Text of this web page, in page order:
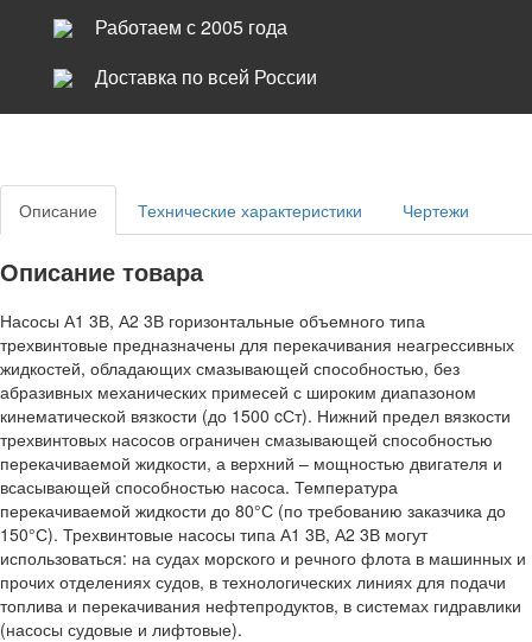
Работаем с 2005 года
Доставка по всей России
Описание Технические характеристики Чертежи
Описание товара
Насосы А1 3В, А2 3В горизонтальные объемного типа
трехвинтовые предназначены для перекачивания неагрессивных
жидкостей, обладающих смазывающей способностью, без
абразивных механических примесей с широким диапазоном
кинематической вязкости (до 1500 cСт). Нижний предел вязкости
трехвинтовых насосов ограничен смазывающей способностью
перекачиваемой жидкости, а верхний – мощностью двигателя и
всасывающей способностью насоса. Температура
перекачиваемой жидкости до 80°С (по требованию заказчика до
150°С). Трехвинтовые насосы типа А1 3В, А2 3В могут
использоваться: на судах морского и речного флота в машинных и
прочих отделениях судов, в технологических линиях для подачи
топлива и перекачивания нефтепродуктов, в системах гидравлики
(насосы судовые и лифтовые).